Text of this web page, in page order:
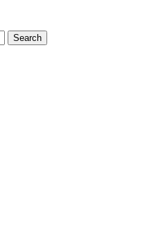
Search